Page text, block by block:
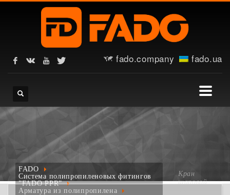
fado.company fado.ua
FADO
Система полипропиленовых фитингов
”FADO PPR”
Арматура из полипропилена
Кран
шаровой